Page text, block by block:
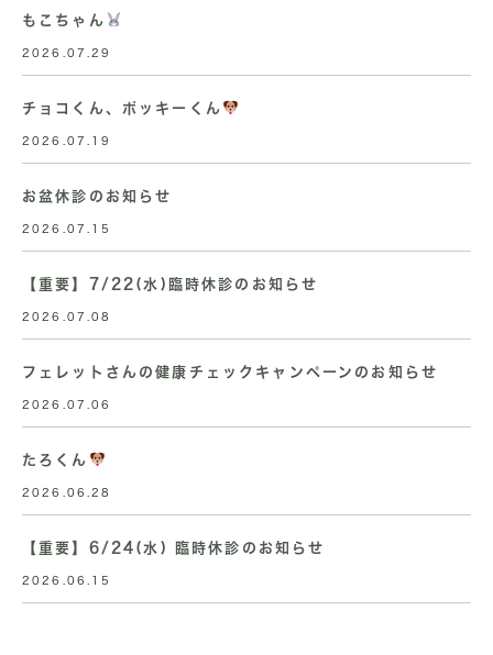
もこちゃん
2026.07.29
チョコくん、ポッキーくん
2026.07.19
お盆休診のお知らせ
2026.07.15
【重要】7/22(水)臨時休診のお知らせ
2026.07.08
フェレットさんの健康チェックキャンペーンのお知らせ
2026.07.06
たろくん
2026.06.28
【重要】6/24(水) 臨時休診のお知らせ
2026.06.15